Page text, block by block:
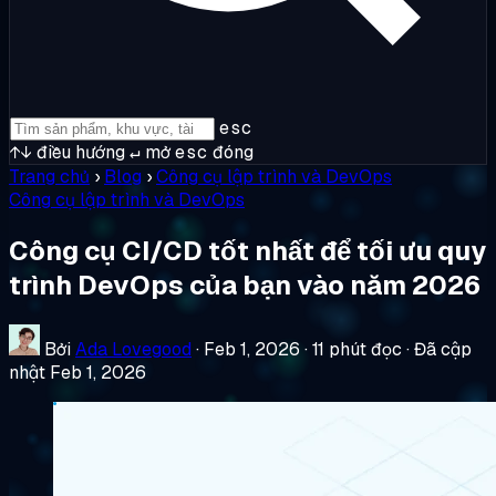
esc
↑↓ điều hướng↵ mởesc đóng
Trang chủ › Blog ›Công cụ lập trình và DevOps
Công cụ lập trình và DevOps
Công cụ CI/CD tốt nhất để tối ưu quy
trình DevOps của bạn vào năm 2026
BởiAda Lovegood · Feb 1, 2026·11 phút đọc ·Đã cập
nhật Feb 1, 2026